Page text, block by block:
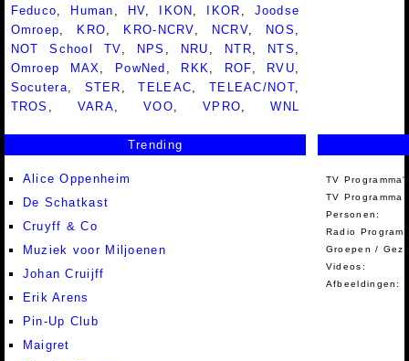
Feduco, Human , HV, IKON , IKOR , Joodse
Omroep, KRO, KRO-NCRV, NCRV, NOS ,
NOT School TV, NPS , NRU , NTR, NTS ,
Omroep MAX, PowNed , RKK, ROF, RVU,
Socutera, STER ,TELEAC, TELEAC/NOT,
TROS , VARA,VOO,VPRO,WNL
Trending
Alice Oppenheim
De Schatkast
Cruyff & Co
Muziek voor Miljoenen
Johan Cruijff
Erik Arens
Pin-Up Club
Maigret
TV
TV Programma
Personen:
Radio
Groepen /
Videos:
Afbeeldingen: